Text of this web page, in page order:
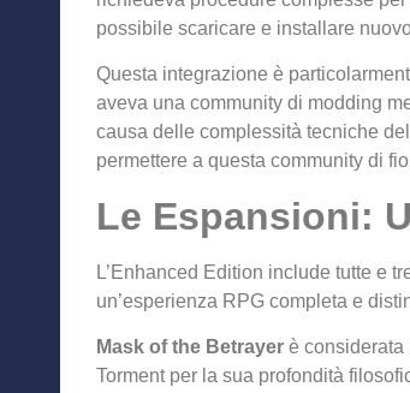
possibile scaricare e installare
Questa integrazione è
aveva una community di modding
causa delle complessità tecniche
permettere a questa community di
Le Espansioni:
L’Enhanced Edition include tutte e
un’esperienza RPG completa e
Mask of the Betrayer è considerata
Torment per la sua profondità